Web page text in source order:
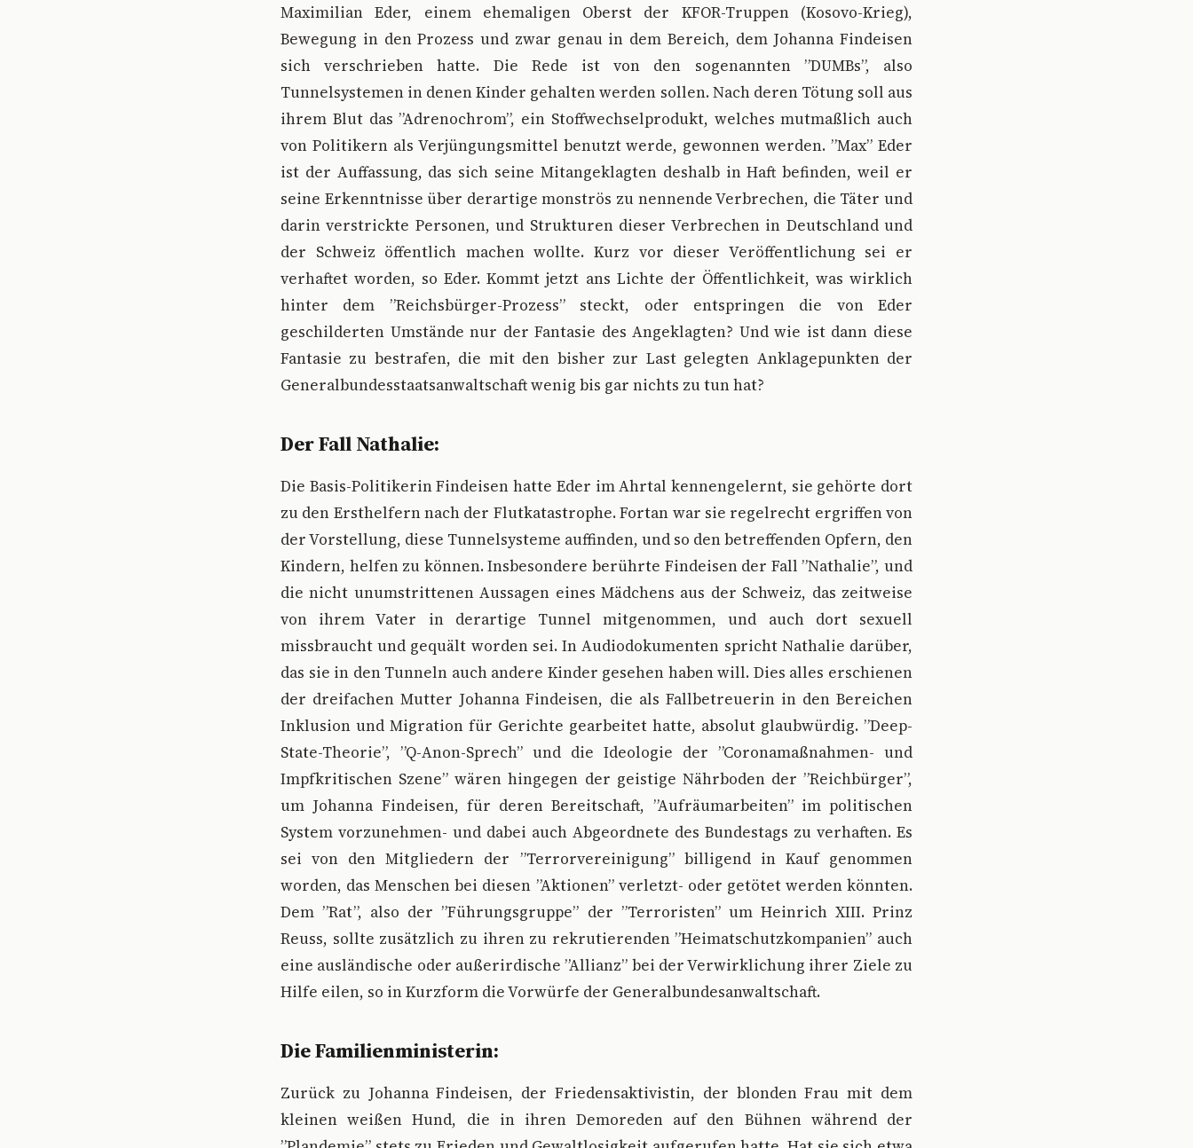
Maximilian Eder, einem ehemaligen Oberst der KFOR-Truppen (Kosovo-Krieg),
Bewegung in den Prozess und zwar genau in dem Bereich, dem Johanna Findeisen
sich verschrieben hatte. Die Rede ist von den sogenannten ”DUMBs”, also
Tunnelsystemen in denen Kinder gehalten werden sollen. Nach deren Tötung soll aus
ihrem Blut das ”Adrenochrom”, ein Stoffwechselprodukt, welches mutmaßlich auch
von Politikern als Verjüngungsmittel benutzt werde, gewonnen werden. ”Max” Eder
ist der Auffassung, das sich seine Mitangeklagten deshalb in Haft befinden, weil er
seine Erkenntnisse über derartige monströs zu nennende Verbrechen, die Täter und
darin verstrickte Personen, und Strukturen dieser Verbrechen in Deutschland und
der Schweiz öffentlich machen wollte. Kurz vor dieser Veröffentlichung sei er
verhaftet worden, so Eder. Kommt jetzt ans Lichte der Öffentlichkeit, was wirklich
hinter dem ”Reichsbürger-Prozess” steckt, oder entspringen die von Eder
geschilderten Umstände nur der Fantasie des Angeklagten? Und wie ist dann diese
Fantasie zu bestrafen, die mit den bisher zur Last gelegten Anklagepunkten der
Generalbundesstaatsanwaltschaft wenig bis gar nichts zu tun hat?
Der Fall Nathalie:
Die Basis-Politikerin Findeisen hatte Eder im Ahrtal kennengelernt, sie gehörte dort
zu den Ersthelfern nach der Flutkatastrophe. Fortan war sie regelrecht ergriffen von
der Vorstellung, diese Tunnelsysteme auffinden, und so den betreffenden Opfern, den
Kindern, helfen zu können. Insbesondere berührte Findeisen der Fall ”Nathalie”, und
die nicht unumstrittenen Aussagen eines Mädchens aus der Schweiz, das zeitweise
von ihrem Vater in derartige Tunnel mitgenommen, und auch dort sexuell
missbraucht und gequält worden sei. In Audiodokumenten spricht Nathalie darüber,
das sie in den Tunneln auch andere Kinder gesehen haben will. Dies alles erschienen
der dreifachen Mutter Johanna Findeisen, die als Fallbetreuerin in den Bereichen
Inklusion und Migration für Gerichte gearbeitet hatte, absolut glaubwürdig. ”Deep-
State-Theorie”, ”Q-Anon-Sprech” und die Ideologie der ”Coronamaßnahmen- und
Impfkritischen Szene” wären hingegen der geistige Nährboden der ”Reichbürger”,
um Johanna Findeisen, für deren Bereitschaft, ”Aufräumarbeiten” im politischen
System vorzunehmen- und dabei auch Abgeordnete des Bundestags zu verhaften. Es
sei von den Mitgliedern der ”Terrorvereinigung” billigend in Kauf genommen
worden, das Menschen bei diesen ”Aktionen” verletzt- oder getötet werden könnten.
Dem ”Rat”, also der ”Führungsgruppe” der ”Terroristen” um Heinrich XIII. Prinz
Reuss, sollte zusätzlich zu ihren zu rekrutierenden ”Heimatschutzkompanien” auch
eine ausländische oder außerirdische ”Allianz” bei der Verwirklichung ihrer Ziele zu
Hilfe eilen, so in Kurzform die Vorwürfe der Generalbundesanwaltschaft.
Die Familienministerin:
Zurück zu Johanna Findeisen, der Friedensaktivistin, der blonden Frau mit dem
kleinen weißen Hund, die in ihren Demoreden auf den Bühnen während der